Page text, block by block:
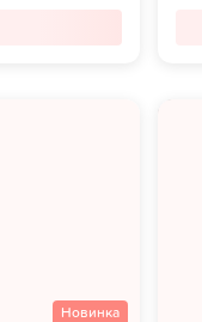
Новинка